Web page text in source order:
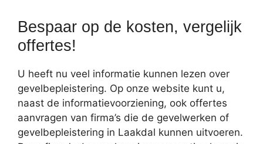
Bespaar op de kosten, vergelijk
offertes!
U heeft nu veel informatie kunnen lezen over
gevelbepleistering. Op onze website kunt u,
naast de informatievoorziening, ook offertes
aanvragen van firma’s die de gevelwerken of
gevelbepleistering in Laakdal kunnen uitvoeren.